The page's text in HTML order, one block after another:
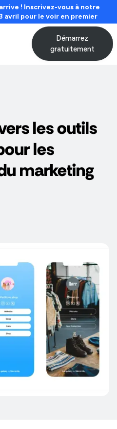
! Inscrivez-vous à notre
avril pour le voir en premier
Démarrez
gratuitement
les outils
les
marketing